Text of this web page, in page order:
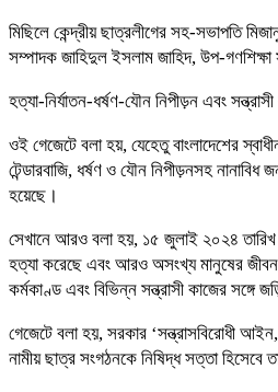
মিছিলে কেন্দ্রীয় ছাত্রলীগের সহ-সভাপতি
সম্পাদক জাহিদুল ইসলাম জাহিদ, উপ-
হত্যা-নির্যাতন-ধর্ষণ-যৌন নিপীড়ন এবং
ওই গেজেটে বলা হয়, যেহেতু বাংলাদেশের
টেন্ডারবাজি, ধর্ষণ ও যৌন নিপীড়নসহ
হয়েছে।
সেখানে আরও বলা হয়, ১৫ জুলাই ২০২৪ তারিখ
হত্যা করেছে এবং আরও অসংখ্য মানুষের জীবন
কর্মকাণ্ড এবং বিভিন্ন সন্ত্রাসী কাজের সঙ্গে
গেজেটে বলা হয়, সরকার ‘সন্ত্রাসবিরোধী
নামীয় ছাত্র সংগঠনকে নিষিদ্ধ সত্তা